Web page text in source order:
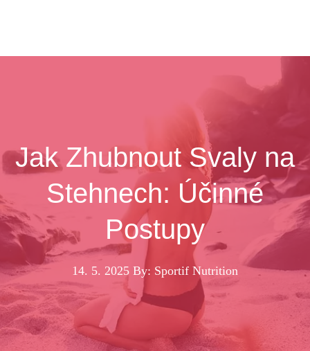
Jak Zhubnout Svaly na
Stehnech: Účinné
Postupy
14. 5. 2025 By: Sportif Nutrition